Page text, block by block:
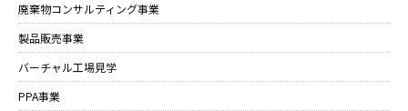
廃棄物コンサルティング事業
製品販売事業
バーチャル工場見学
PPA事業